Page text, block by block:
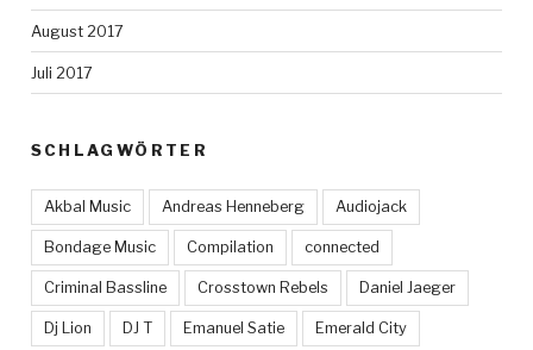
August 2017
Juli 2017
SCHLAGWÖRTER
Akbal Music Andreas Henneberg Audiojack
Bondage Music Compilation connected
Criminal Bassline Crosstown Rebels Daniel Jaeger
Dj Lion DJ T Emanuel Satie Emerald City